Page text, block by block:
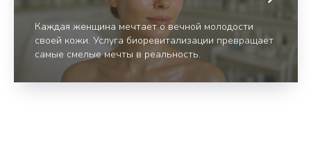
Каждая женщина мечтает о вечной молодости
своей кожи. Услуга биоревитализации превращает
самые смелые мечты в реальность.